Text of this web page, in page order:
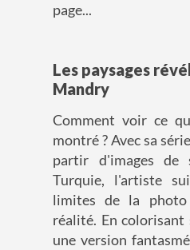
page...
Les paysages
Mandry
Comment voir ce
montré ? Avec sa
partir d'images de
Turquie, l'artiste
limites de la
réalité. En
une version